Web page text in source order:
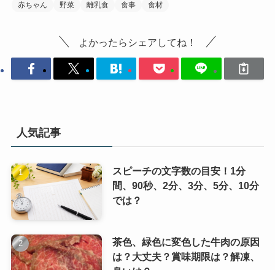
赤ちゃん
野菜 離乳食 食事 食材
よかったらシェアしてね！
人気記事
スピーチの文字数の目安！1分
間、90秒、2分、3分、5分、10分
では？
茶色、緑色に変色した牛肉の原因
は？大丈夫？賞味期限は？解凍、